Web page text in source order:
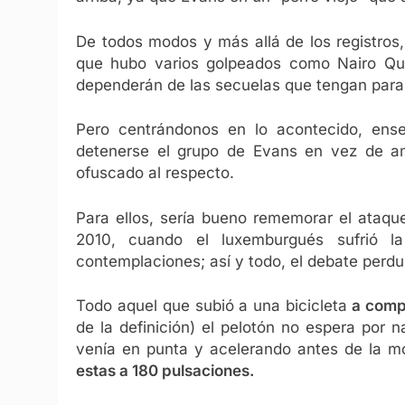
De todos modos y más allá de los
que hubo varios golpeados como Nairo
dependerán de las secuelas que tengan
Pero centrándonos en lo acontecido,
detenerse el grupo de Evans en vez de
ofuscado al respecto.
Para ellos, sería bueno rememorar el
2010, cuando el luxemburgués
contemplaciones; así y todo, el debate
Todo aquel que subió a una bicicleta a
de la definición) el pelotón no espera por
venía en punta y acelerando antes de la
estas a 180 pulsaciones.